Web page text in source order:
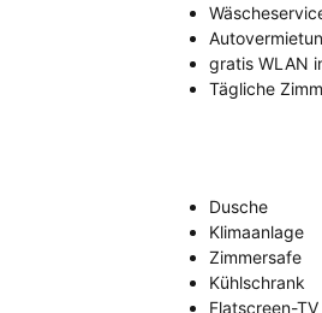
gratis WLAN
Tägliche
Dusche
Klimaanlage
Zimmersafe
Kühlschrank
Flatscreen-TV